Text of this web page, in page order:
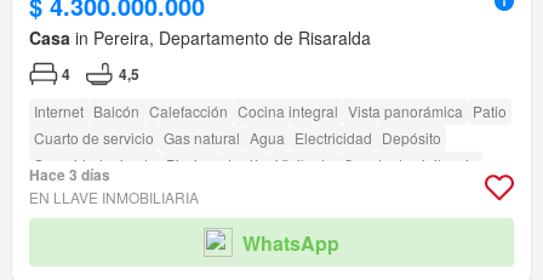
Casa in Pereira, Departamento de Risaralda
4 4,5
Internet Balcón Calefacción Cocina integral Vista panorámica Patio
Cuarto de servicio Gas natural Agua Electricidad Depósito
Seguridad privada
Piscina Jardín Vigilante Caseta de vigilancia
Hace 3 días
EN LLAVE INMOBILIARIA
WhatsApp